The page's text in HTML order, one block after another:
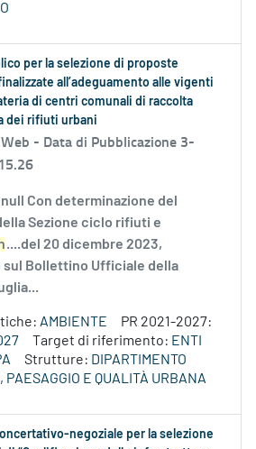
per la selezione di proposte
all’adeguamento alle vigenti
di centri comunali di raccolta
dei rifiuti urbani
- Data di Pubblicazione 3-
Con determinazione del
Sezione ciclo rifiuti e
....del 20 dicembre 2023,
sul Bollettino Ufficiale della
AMBIENTE
PR 2021-2027:
Target di riferimento: ENTI
Strutture: DIPARTIMENTO
PAESAGGIO E QUALITÀ URBANA
negoziale per la selezione